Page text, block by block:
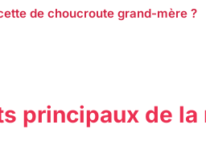
de choucroute grand-mère ?
principaux de la